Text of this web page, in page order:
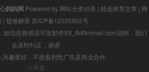
妈妈网 Powered by 网站分类目录 | 精选推荐文章 | 网
| 疑难解答 苏ICP备12025952号
如信息有错误可发邮件到f_fb#foxmail.com说明，我们
会及时纠正，谢谢
兴趣爱好，不接盈利性广告及商业合作
小男孩